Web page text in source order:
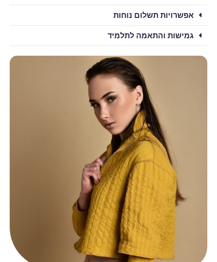
אפשרויות תשלום נוחות​
גמישות והתאמה לתלמיד​